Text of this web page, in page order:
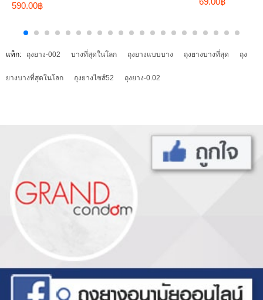
590.00฿
แท็ก: ถุงยาง-002 บางที่สุดในโลก ถุงยางแบบบาง ถุงยางบางที่สุด ถุง
ยางบางที่สุดในโลก ถุงยางไซส์52 ถุงยาง-0.02